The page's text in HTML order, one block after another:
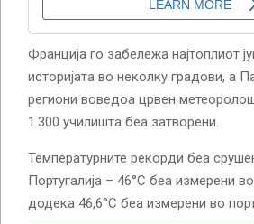
Франција го забележа најтоплиот
историјата во неколку градови, а
региони воведоа црвен
1.300 училишта беа затворени.
Температурните рекорди беа
Португалија – 46°C беа измерени
додека 46,6°C беа измерени во